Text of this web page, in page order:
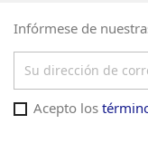
Infórmese de
Acepto los